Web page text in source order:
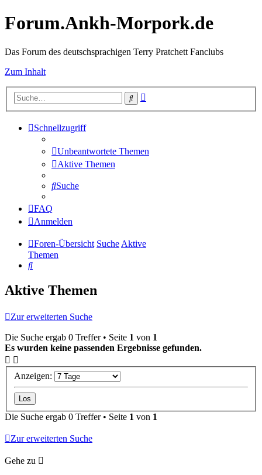
Forum.Ankh-Morpork.de
Das Forum des deutschsprachigen Terry Pratchett Fanclubs
Zum Inhalt
Suche
Schnellzugriff
Unbeantwortete Themen
Aktive Themen
Suche
FAQ
Anmelden
Foren-Übersicht SucheAktive
Themen
Suche
Aktive Themen
Zur erweiterten Suche
Die Suche ergab 0 Treffer • Seite 1 von 1
Es wurden keine passenden Ergebnisse gefunden.
Anzeigen:
Die Suche ergab 0 Treffer • Seite 1 von 1
Zur erweiterten Suche
Gehe zu